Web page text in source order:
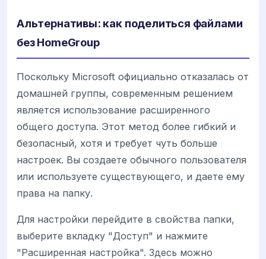
Альтернативы: как поделиться файлами
без HomeGroup
Поскольку Microsoft официально отказалась от
домашней группы, современным решением
является использование расширенного
общего доступа. Этот метод более гибкий и
безопасный, хотя и требует чуть больше
настроек. Вы создаете обычного пользователя
или используете существующего, и даете ему
права на папку.
Для настройки перейдите в свойства папки,
выберите вкладку "Доступ" и нажмите
"Расширенная настройка". Здесь можно